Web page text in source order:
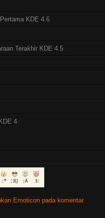
KDE 4.6
Terakhir KDE 4.5
4
Emoticon pada komentar.